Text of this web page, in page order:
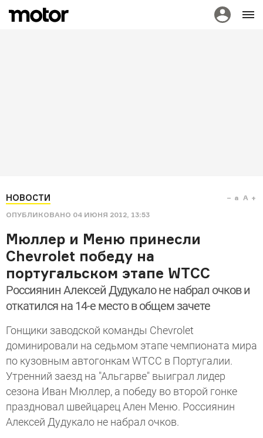
НОВОСТИ
ОПУБЛИКОВАНО 04 ИЮНЯ 2012, 13:53
a A
Мюллер и Меню принесли
Chevrolet победу на
португальском этапе WTCC
Россиянин Алексей Дудукало не набрал очков и
откатился на 14-е место в общем зачете
Гонщики заводской команды Chevrolet
доминировали на седьмом этапе чемпионата мира
по кузовным автогонкам WTCC в Португалии.
Утренний заезд на "Альгарве" выиграл лидер
сезона Иван Мюллер, а победу во второй гонке
праздновал швейцарец Ален Меню. Россиянин
Алексей Дудукало не набрал очков.